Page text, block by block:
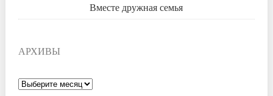
Вместе дружная семья
АРХИВЫ
Архивы